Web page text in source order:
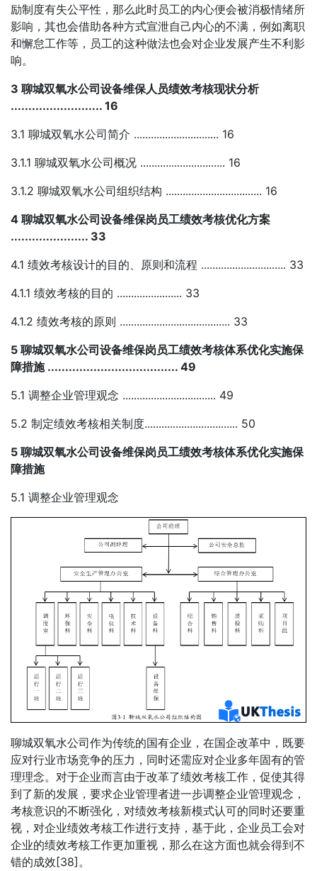
励制度有失公平性，那么此时员工的内心便会被消极情绪所
影响，其也会借助各种方式宣泄自己内心的不满，例如离职
和懈怠工作等，员工的这种做法也会对企业发展产生不利影
响。
3 聊城双氧水公司设备维保人员绩效考核现状分析
.......................... 16
3.1 聊城双氧水公司简介 .............................. 16
3.1.1 聊城双氧水公司概况 .............................. 16
3.1.2 聊城双氧水公司组织结构 .................................. 16
4 聊城双氧水公司设备维保岗员工绩效考核优化方案
...................... 33
4.1 绩效考核设计的目的、原则和流程 .............................. 33
4.1.1 绩效考核的目的 ....................... 33
4.1.2 绩效考核的原则 ....................................... 33
5 聊城双氧水公司设备维保岗员工绩效考核体系优化实施保
障措施 ..................................... 49
5.1 调整企业管理观念 ................................. 49
5.2 制定绩效考核相关制度................................. 50
5 聊城双氧水公司设备维保岗员工绩效考核体系优化实施保
障措施
5.1 调整企业管理观念
聊城双氧水公司作为传统的国有企业，在国企改革中，既要
应对行业市场竞争的压力，同时还需应对企业多年固有的管
理理念。对于企业而言由于改革了绩效考核工作，促使其得
到了新的发展，要求企业管理者进一步调整企业管理观念，
考核意识的不断强化，对绩效考核新模式认可的同时还要重
视，对企业绩效考核工作进行支持，基于此，企业员工会对
企业的绩效考核工作更加重视，那么在这方面也就会得到不
错的成效[38]。